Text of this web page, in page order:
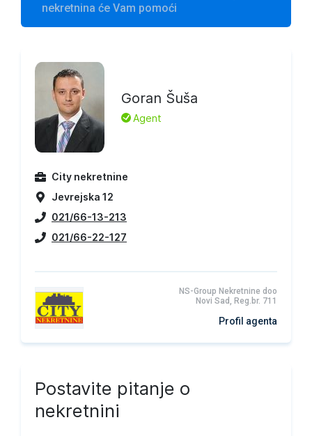
nekretnina će Vam pomoći
Goran Šuša
L Agent
City nekretnine
Jevrejska 12
021/66-13-213
021/66-22-127
NS-Group Nekretnine doo
Novi Sad, Reg.br. 711
Profil agenta
Postavite pitanje o
nekretnini